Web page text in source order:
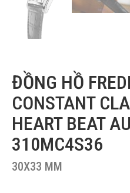
ĐỒNG HỒ
CONSTANT
HEART BEAT
310MC4S36
30X33 MM